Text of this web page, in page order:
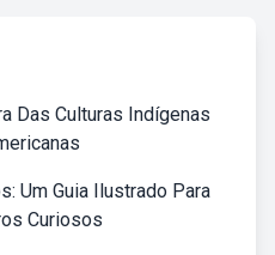
Das Culturas Indígenas
Um Guia Ilustrado Para
Curiosos